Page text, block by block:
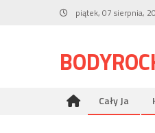
piątek, 07 sierpnia,
Cały Ja